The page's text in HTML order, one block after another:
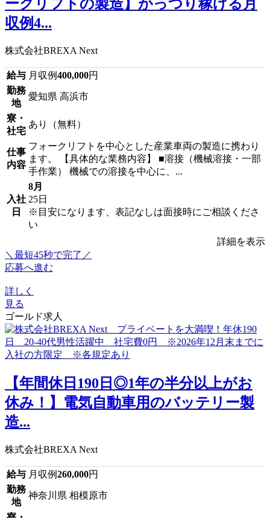
ークリフトの製造】がっつり稼げる月
収例4...
株式会社BREXA Next
給与 月収例400,000円
勤務
地
愛知県 高浜市
寮・
社宅
あり（無料）
仕事
内容
フォークリフトを中心とした産業車両の製造に携わり
ます。 【具体的な業務内容】 ■溶接（機械溶接・一部
手作業） 機械での溶接を中心に、...
入社
日
8月
25日
※目安になります、表記なしは面接時にご相談くださ
い
詳細を表示
＼最短45秒で完了／
応募へ進む
詳しく
見る
ゴールド求人
【年間休日190日◎1年の半分以上がお
休み！】電気自動車用のバッテリー製
造...
株式会社BREXA Next
給与 月収例260,000円
勤務
地
神奈川県 相模原市